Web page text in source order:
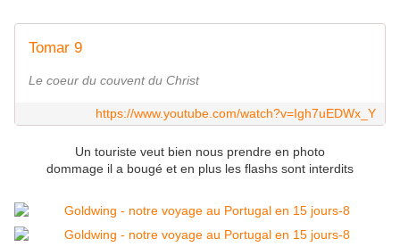
Tomar 9
Le coeur du couvent du Christ
https://www.youtube.com/watch?v=Igh7uEDWx_Y
Un touriste veut bien nous prendre en photo
dommage il a bougé et en plus les flashs sont interdits